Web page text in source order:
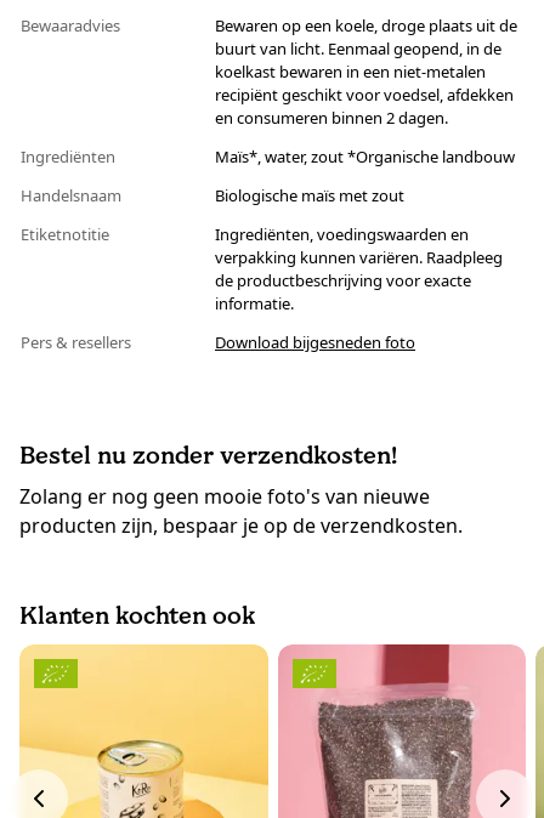
Bewaaradvies
Bewaren op een koele, droge plaats uit de
buurt van licht. Eenmaal geopend, in de
koelkast bewaren in een niet-metalen
recipiënt geschikt voor voedsel, afdekken
en consumeren binnen 2 dagen.
Ingrediënten
Maïs*, water, zout *Organische landbouw
Handelsnaam
Biologische maïs met zout
Etiketnotitie
Ingrediënten, voedingswaarden en
verpakking kunnen variëren. Raadpleeg
de productbeschrijving voor exacte
informatie.
Pers & resellers
Download bijgesneden foto
Bestel nu zonder verzendkosten!
Zolang er nog geen mooie foto's van nieuwe
producten zijn, bespaar je op de verzendkosten.
Klanten kochten ook